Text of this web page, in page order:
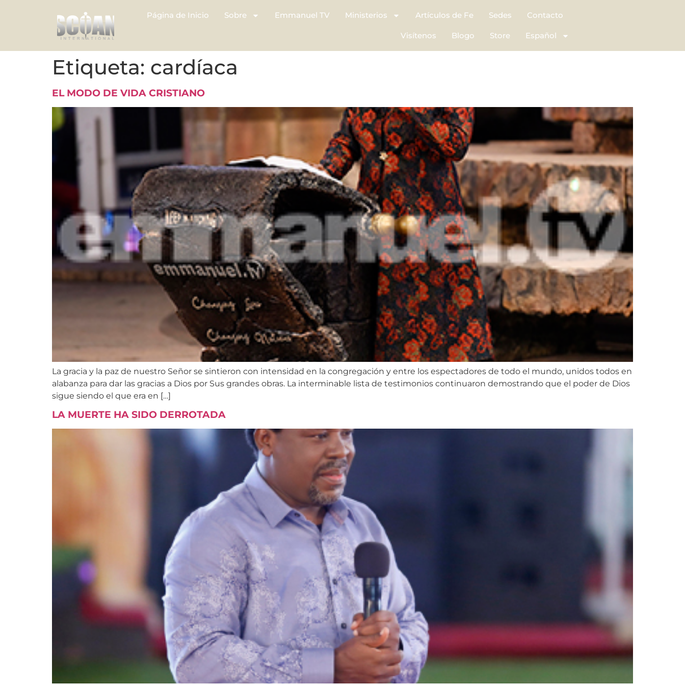
Página de Inicio Sobre Emmanuel TV Ministerios Artículos de Fe Sedes Contacto
Visítenos Blogo Store Español
Etiqueta: cardíaca
EL MODO DE VIDA CRISTIANO
La gracia y la paz de nuestro Señor se sintieron con intensidad en la congregación y entre los espectadores de todo el mundo, unidos todos en
alabanza para dar las gracias a Dios por Sus grandes obras. La interminable lista de testimonios continuaron demostrando que el poder de Dios
sigue siendo el que era en […]
LA MUERTE HA SIDO DERROTADA